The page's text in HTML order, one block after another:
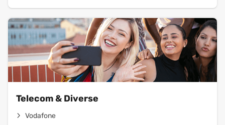
Telecom & Diverse
Vodafone